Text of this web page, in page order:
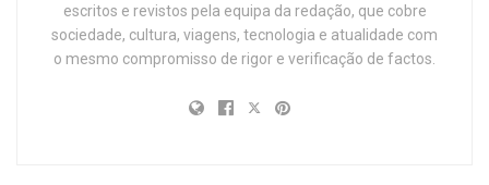
escritos e revistos pela equipa da redação, que cobre
sociedade, cultura, viagens, tecnologia e atualidade com
o mesmo compromisso de rigor e verificação de factos.